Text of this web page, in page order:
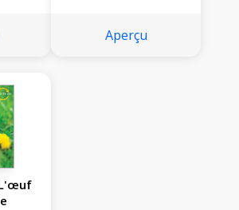
Aperçu
L'œuf